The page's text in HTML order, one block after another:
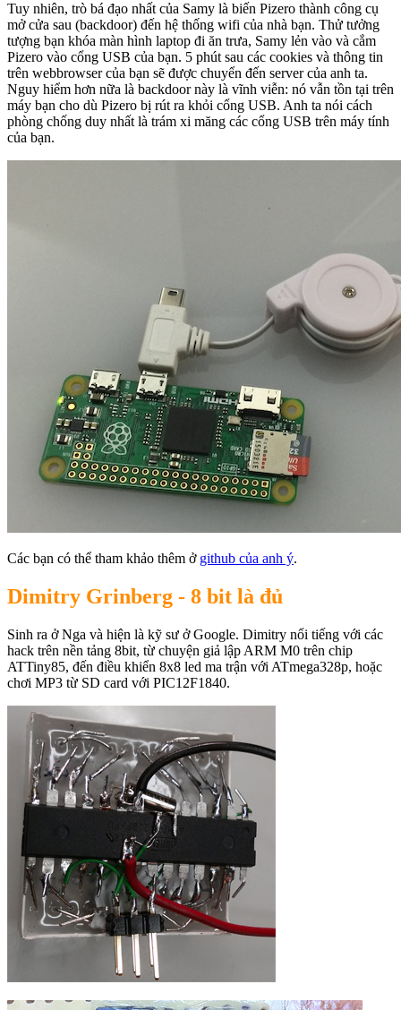
Tuy nhiên, trò bá đạo nhất của Samy là biến Pizero thành công cụ
mở cửa sau (backdoor) đến hệ thống wifi của nhà bạn. Thử tưởng
tượng bạn khóa màn hình laptop đi ăn trưa, Samy lẻn vào và cắm
Pizero vào cổng USB của bạn. 5 phút sau các cookies và thông tin
trên webbrowser của bạn sẽ được chuyển đến server của anh ta.
Nguy hiểm hơn nữa là backdoor này là vĩnh viễn: nó vẫn tồn tại trên
máy bạn cho dù Pizero bị rút ra khỏi cổng USB. Anh ta nói cách
phòng chống duy nhất là trám xi măng các cổng USB trên máy tính
của bạn.
Các bạn có thể tham khảo thêm ở github của anh ý.
Dimitry Grinberg - 8 bit là đủ
Sinh ra ở Nga và hiện là kỹ sư ở Google. Dimitry nổi tiếng với các
hack trên nền tảng 8bit, từ chuyện giả lập ARM M0 trên chip
ATTiny85, đến điều khiển 8x8 led ma trận với ATmega328p, hoặc
chơi MP3 từ SD card với PIC12F1840.